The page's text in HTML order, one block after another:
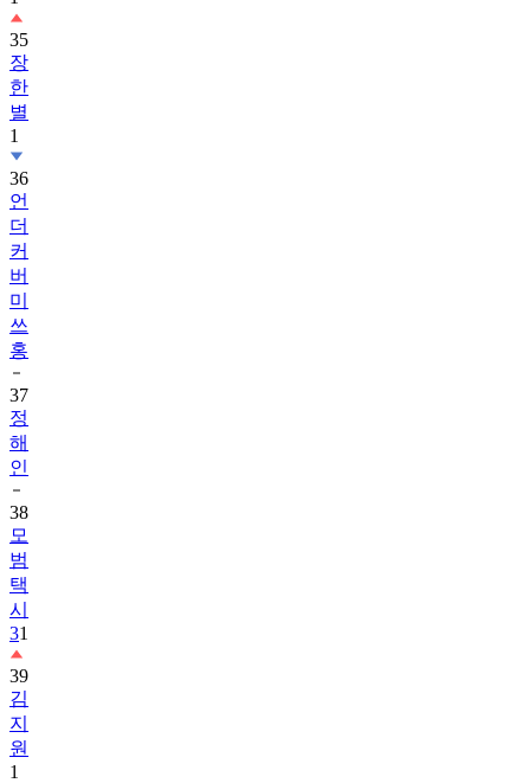
35
장
한
별
1
36
언
더
커
버
미
쓰
홍
37
정
해
인
38
모
범
택
시
31
39
김
지
원
1